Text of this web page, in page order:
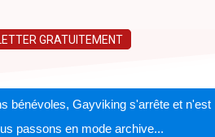
GRATUITEMENT